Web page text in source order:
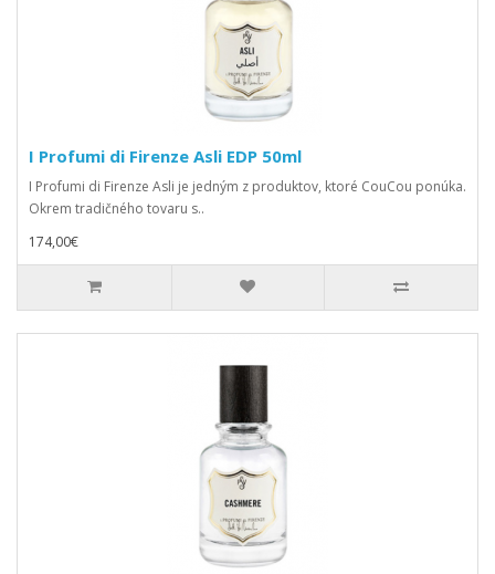
I Profumi di Firenze Asli EDP 50ml
I Profumi di Firenze Asli je jedným z produktov, ktoré CouCou ponúka.
Okrem tradičného tovaru s..
174,00€